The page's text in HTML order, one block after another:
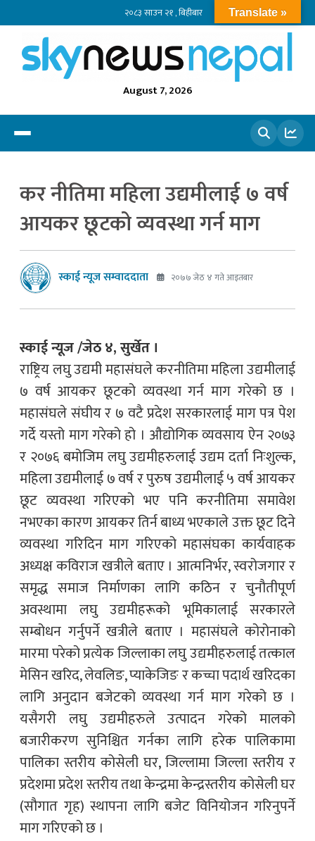
२०८३ साउन २१ , बिहीबार
August 7, 2026
कर नीतिमा महिला उद्यमीलाई ७ वर्ष
आयकर छूटको व्यवस्था गर्न माग
स्काई न्यूज सम्वाददाता २०७७ जेठ ४ गते आइतबार
स्काई न्यूज /जेठ ४, सुर्खेत ।
राष्ट्रिय लघु उद्यमी महासंघले करनीतिमा महिला उद्यमीलाई
७ वर्ष आयकर छूटको व्यवस्था गर्न माग गरेको छ ।
महासंघले संघीय र ७ वटै प्रदेश सरकारलाई माग पत्र पेश
गर्दे यस्तो माग गरेको हो । औद्योगिक व्यवसाय ऐन २०७३
र २०७६ बमोजिम लघु उद्यमीहरुलाई उद्यम दर्ता निःशुल्क,
महिला उद्यमीलाई ७ वर्ष र पुरुष उद्यमीलाई ५ वर्ष आयकर
छूट व्यवस्था गरिएको भए पनि करनीतिमा समावेश
नभएका कारण आयकर तिर्न बाध्य भएकाले उक्त छूट दिने
व्यवस्था गरिदिन माग गरिएको महासंघका कार्यवाहक
अध्यक्ष कविराज खत्रीले बताए । आत्मनिर्भर, स्वरोजगार र
समृद्ध समाज निर्माणका लागि कठिन र चुनौतीपूर्ण
अवस्थामा लघु उद्यमीहरूको भूमिकालाई सरकारले
सम्बोधन गर्नुपर्ने खत्रीले बताए । महासंघले कोरोनाको
मारमा परेको प्रत्येक जिल्लाका लघु उद्यमीहरुलाई तत्काल
मेसिन खरिद, लेवलिङ, प्याकेजिङ र कच्चा पदार्थ खरिदका
लागि अनुदान बजेटको व्यवस्था गर्न माग गरेको छ ।
यसैगरी लघु उद्यमीहरुले उत्पादन गरेको मालको
बजारीकरण सुनिश्चित गर्नका लागि हरेक पालिकामा
पालिका स्तरीय कोसेली घर, जिल्लामा जिल्ला स्तरीय र
प्रदेशमा प्रदेश स्तरीय तथा केन्द्रमा केन्द्रस्तरीय कोसेली घर
(सौगात गृह) स्थापना लागि बजेट विनियोजन गरिनुपर्ने
माग गरिएको छ ।
Translate »